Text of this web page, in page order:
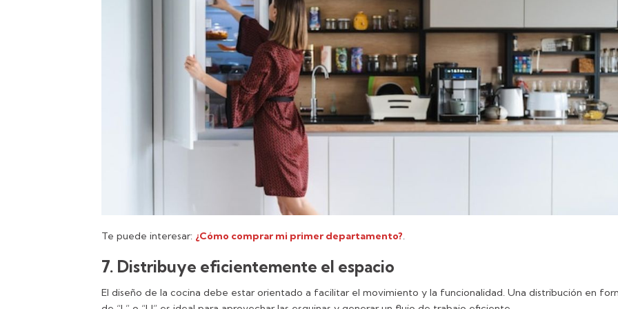
Te puede interesar: ¿Cómo comprar mi primer departamento?.
7. Distribuye eficientemente el espacio
El diseño de la cocina debe estar orientado a facilitar el movimiento y la funcionalidad. Una distribución en